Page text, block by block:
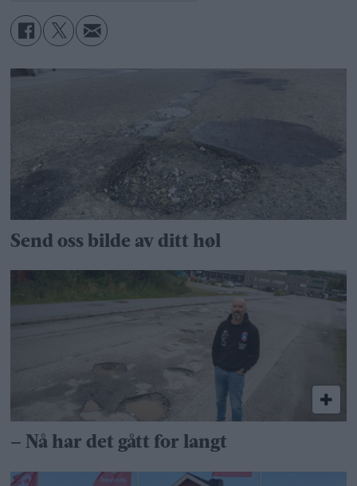
Send oss bilde av ditt høl
– Nå har det gått for langt